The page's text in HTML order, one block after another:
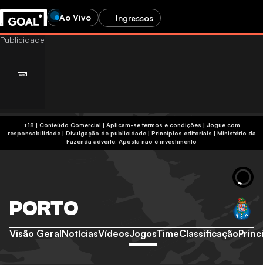
Ao Vivo Ingressos
+18 | Conteúdo Comercial | Aplicam-se termos e condições | Jogue com
responsabilidade| Divulgação de publicidade| Princípios editoriais | Ministério da
Fazenda adverte: Aposta não é investimento
PORTO
Visão GeralNotíciasVídeosJogosTimeClassificação